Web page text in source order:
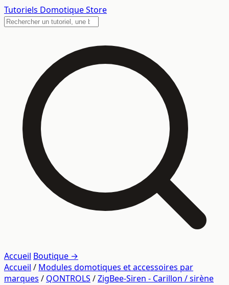
Tutoriels Domotique Store
Accueil Boutique →
Accueil / Modules domotiques et accessoires par
marques / QONTROLS /ZigBee-Siren - Carillon / sirène